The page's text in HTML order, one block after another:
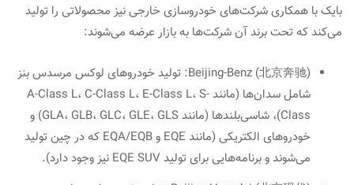
بایک با همکاری شرکت‌های خودروسازی خارجی نیز محصولاتی را تولید
می‌کند که تحت برند آن شرکت‌ها به بازار عرضه می‌شوند:
Beijing-Benz (北京奔驰): تولید خودروهای لوکس مرسدس بنز
شامل سدان‌ها (مانند A-Class L، C-Class L، E-Class L، S-
Class)، شاسی‌بلندها (مانند GLA، GLB، GLC، GLE، GLS) و
خودروهای الکتریکی (مانند EQE و EQA/EQB که در چین تولید
می‌شوند و برنامه‌هایی برای تولید EQE SUV نیز وجود دارد).